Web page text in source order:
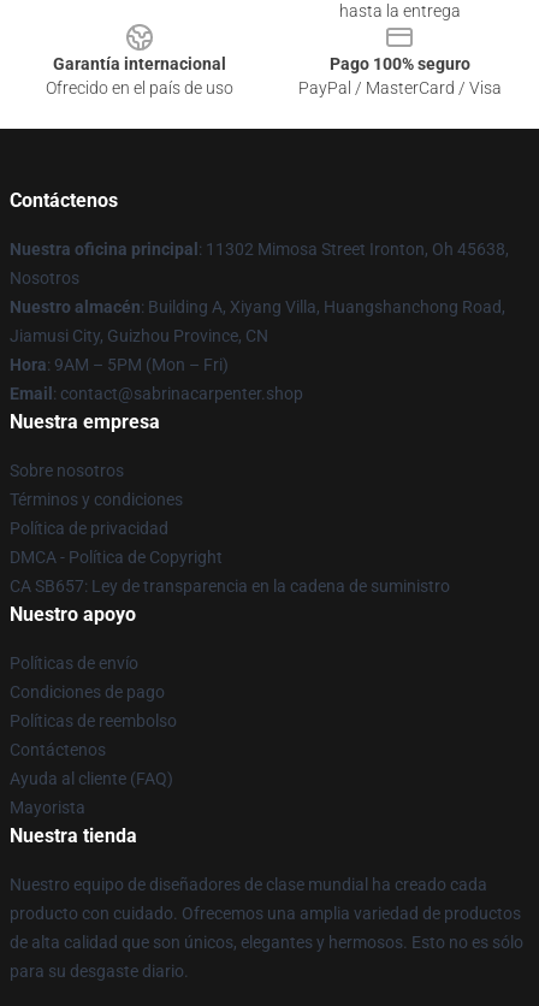
hasta la entrega
Garantía internacional
Ofrecido en el país de uso
Pago 100% seguro
PayPal / MasterCard / Visa
Contáctenos
Nuestra oficina principal : 11302 Mimosa Street Ironton, Oh 45638,
Nosotros
Nuestro almacén: Building A, Xiyang Villa, Huangshanchong Road,
Jiamusi City, Guizhou Province, CN
Hora: 9AM – 5PM (Mon – Fri)
Email : contact@sabrinacarpenter.shop
Nuestra empresa
Sobre nosotros
Términos y condiciones
Política de privacidad
DMCA - Política de Copyright
CA SB657: Ley de transparencia en la cadena de suministro
Nuestro apoyo
Políticas de envío
Condiciones de pago
Políticas de reembolso
Contáctenos
Ayuda al cliente (FAQ)
Mayorista
Nuestra tienda
Nuestro equipo de diseñadores de clase mundial ha creado cada
producto con cuidado. Ofrecemos una amplia variedad de productos
de alta calidad que son únicos, elegantes y hermosos. Esto no es sólo
para su desgaste diario.